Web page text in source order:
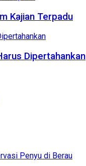
Kajian Terpadu
Dipertahankan